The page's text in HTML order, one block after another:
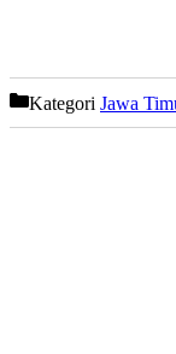
Kategori Jawa